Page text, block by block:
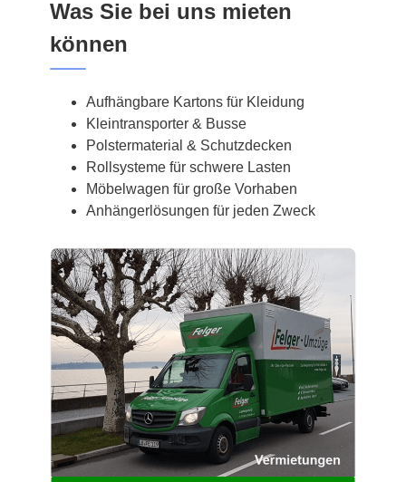
Was Sie bei uns mieten
können
Aufhängbare Kartons für Kleidung
Kleintransporter & Busse
Polstermaterial & Schutzdecken
Rollsysteme für schwere Lasten
Möbelwagen für große Vorhaben
Anhängerlösungen für jeden Zweck